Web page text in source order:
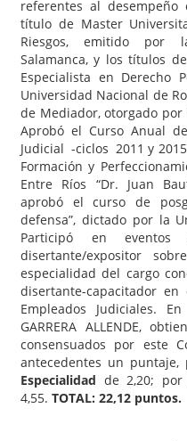
referentes al
título de Master
Riesgos, emitido por
Salamanca, y los títulos
Especialista en Derecho
Universidad Nacional de
de Mediador, otorgado
Aprobó el Curso Anual
Judicial -ciclos 2011 y
Formación y
Entre Ríos “Dr. Juan
aprobó el curso de
defensa”, dictado por la
Participó en
disertante/expositor
especialidad del cargo
disertante-capacitador
Empleados Judiciales.
GARRERA ALLENDE,
consensuados por este
antecedentes un puntaje,
Especialidad de 2,20; por
4,55. TOTAL: 22,12 puntos.